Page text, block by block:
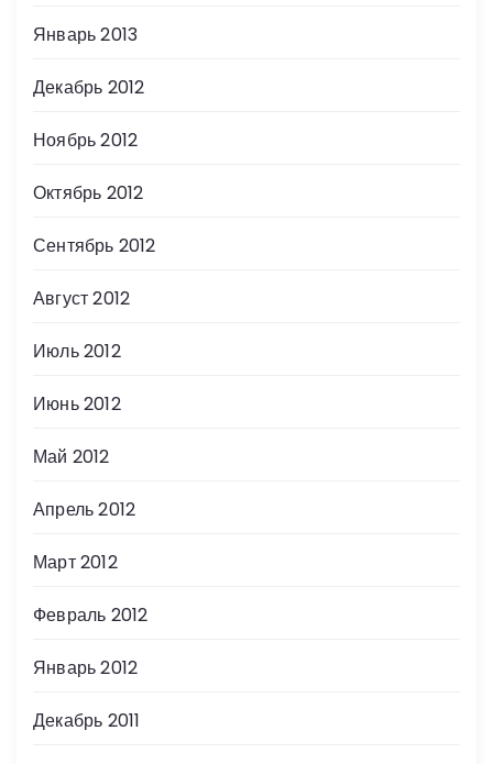
Январь 2013
Декабрь 2012
Ноябрь 2012
Октябрь 2012
Сентябрь 2012
Август 2012
Июль 2012
Июнь 2012
Май 2012
Апрель 2012
Март 2012
Февраль 2012
Январь 2012
Декабрь 2011